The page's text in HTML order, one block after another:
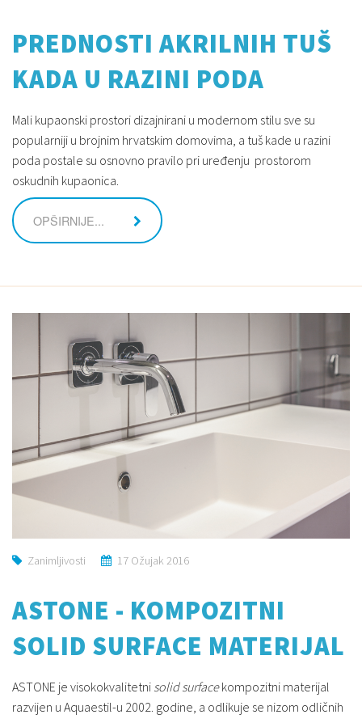
PREDNOSTI AKRILNIH TUŠ
KADA U RAZINI PODA
Mali kupaonski prostori dizajnirani u modernom stilu sve su
popularniji u brojnim hrvatskim domovima, a tuš kade u razini
poda postale su osnovno pravilo pri uređenju prostorom
oskudnih kupaonica.
OPŠIRNIJE...
Zanimljivosti 17 Ožujak 2016
ASTONE - KOMPOZITNI
SOLID SURFACE MATERIJAL
ASTONE je visokokvalitetni solid surfacekompozitni materijal
razvijen u Aquaestil-u 2002. godine, a odlikuje se nizom odličnih